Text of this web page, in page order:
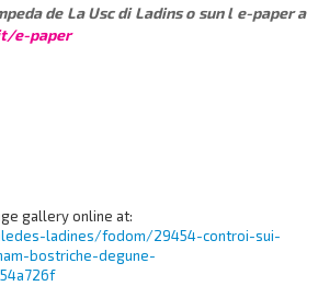
de La Usc di Ladins o sun l e-paper a
e-paper
gallery online at:
ladines/fodom/29454-controi-sui-
bostriche-degune-